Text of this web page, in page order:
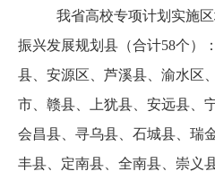
我省高校专项计划实施
振兴发展规划县（合计58个）
县、安源区、芦溪县、渝水区
市、赣县、上犹县、安远县、
会昌县、寻乌县、石城县、瑞
丰县、定南县、全南县、崇义